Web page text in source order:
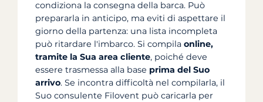
condiziona la consegna della barca. Può
prepararla in anticipo, ma eviti di aspettare il
giorno della partenza: una lista incompleta
può ritardare l'imbarco. Si compila online,
tramite la Sua area cliente, poiché deve
essere trasmessa alla base prima del Suo
arrivo. Se incontra difficoltà nel compilarla, il
Suo consulente Filovent può caricarla per